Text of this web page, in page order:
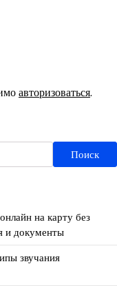
авторизоваться.
Поиск
на карту без
и документы
звучания